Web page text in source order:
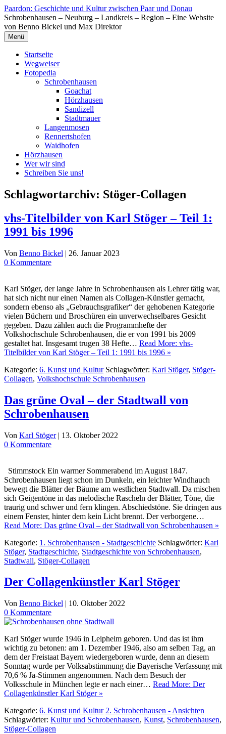
Zum
Inhalt
springen
Paardon: Geschichte und Kultur zwischen Paar und Donau
Schrobenhausen – Neuburg – Landkreis – Region – Eine Website
von Benno Bickel und Max Direktor
Menü
Startseite
Wegweiser
Fotopedia
Schrobenhausen
Goachat
Hörzhausen
Sandizell
Stadtmauer
Langenmosen
Rennertshofen
Waidhofen
Hörzhausen
Wer wir sind
Schreiben Sie uns!
Schlagwortarchiv: Stöger-Collagen
vhs-Titelbilder von Karl Stöger – Teil 1:
1991 bis 1996
Von Benno Bickel | 26. Januar 2023
0 Kommentare
Karl Stöger, der lange Jahre in Schrobenhausen als Lehrer tätig war,
hat sich nicht nur einen Namen als Collagen-Künstler gemacht,
sondern ebenso als „Gebrauchsgrafiker“ der gehobenen Kategorie
vielen Büchern und Broschüren ein unverwechselbares Gesicht
gegeben. Dazu zählen auch die Programmhefte der
Volkshochschule Schrobenhausen, die er von 1991 bis 2009
gestaltet hat. Insgesamt trugen 38 Hefte… Read More: vhs-
Titelbilder von Karl Stöger – Teil 1: 1991 bis 1996 »
Kategorie: 6. Kunst und Kultur Schlagwörter: Karl Stöger, Stöger-
Collagen, Volkshochschule Schrobenhausen
Das grüne Oval – der Stadtwall von
Schrobenhausen
Von Karl Stöger | 13. Oktober 2022
0 Kommentare
Stimmstock Ein warmer Sommerabend im August 1847.
Schrobenhausen liegt schon im Dunkeln, ein leichter Windhauch
bewegt die Blätter der Bäume am westlichen Stadtwall. Da mischen
sich Geigentöne in das melodische Rascheln der Blät­ter, Töne, die
traurig und schwer und fern klingen. Abschiedstöne. Sie drin­gen aus
einem Fenster, hinter dem kein Licht brennt. Der verborgene…
Read More: Das grüne Oval – der Stadtwall von Schrobenhausen »
Kategorie: 1. Schrobenhausen - Stadtgeschichte Schlagwörter: Karl
Stöger, Stadtgeschichte, Stadtgeschichte von Schrobenhausen,
Stadtwall, Stöger-Collagen
Der Collagenkünstler Karl Stöger
Von Benno Bickel | 10. Oktober 2022
0 Kommentare
Karl Stöger wurde 1946 in Leipheim geboren. Und das ist ihm
wichtig zu betonen: am 1. Dezember 1946, also am selben Tag, an
dem der Freistaat Bayern wiedergeboren wurde, denn an diesem
Sonntag wurde per Volksabstimmung die Bayerische Verfassung mit
70,6 % Ja-Stimmen angenommen. Nach dem Besuch der
Volksschule in München legte er nach einer… Read More: Der
Collagenkünstler Karl Stöger »
Kategorie: 6. Kunst und Kultur 2. Schrobenhausen - Ansichten
Schlagwörter: Kultur und Schrobenhausen, Kunst, Schrobenhausen,
Stöger-Collagen